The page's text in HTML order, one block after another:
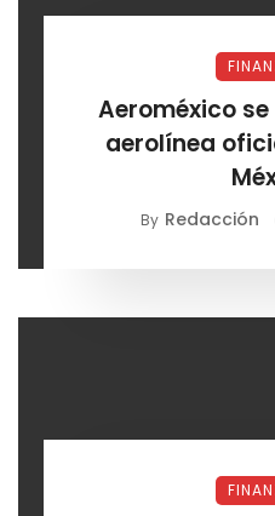
Aeroméxico
aerolínea
By Redacción